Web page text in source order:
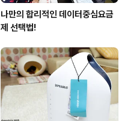
나만의 합리적인 데이터중심요금
제 선택법!